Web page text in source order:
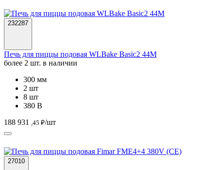
232287
Печь для пиццы подовая WLBake Basic2 44M
более 2 шт. в наличии
300 мм
2 шт
8 шт
380 В
188 931
,45 ₽/шт
27010